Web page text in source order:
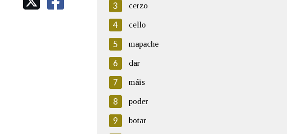
3 cerzo
4 cello
5 mapache
6 dar
7 máis
8 poder
9 botar